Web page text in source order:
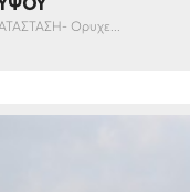
Ορυχε...